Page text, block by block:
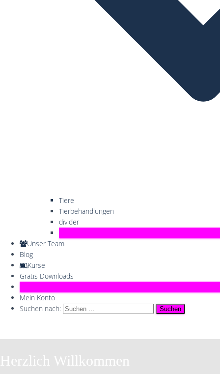
Tiere
Tierbehandlungen
divider
Unser Team
Blog
Kurse
Gratis Downloads
Mein Konto
Suchen nach:
Herzlich Willkommen